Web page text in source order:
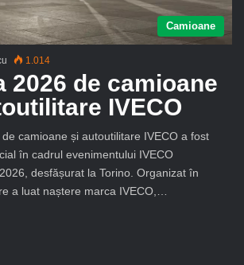
Camioane
1.014
2026 de camioane
IVECO
camioane și autoutilitare IVECO a fost
în cadrul evenimentului IVECO
desfășurat la Torino. Organizat în
a luat naștere marca IVECO,…